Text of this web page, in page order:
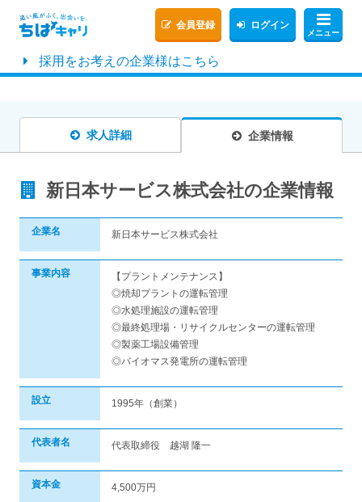
メニュー
会員登録 ログイン
採用をお考えの企業様はこちら
求人詳細 企業情報
新日本サービス株式会社の企業情報
企業名 新日本サービス株式会社
事業内容
【プラントメンテナンス】
◎焼却プラントの運転管理
◎⽔処理施設の運転管理
◎最終処理場・リサイクルセンターの運転管理
◎製薬⼯場設備管理
◎バイオマス発電所の運転管理
設立 1995年（創業）
代表者名 代表取締役 越湖 隆一
資本金 4,500万円